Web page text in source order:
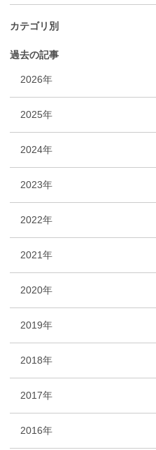
カテゴリ別
過去の記事
2026年
2025年
2024年
2023年
2022年
2021年
2020年
2019年
2018年
2017年
2016年